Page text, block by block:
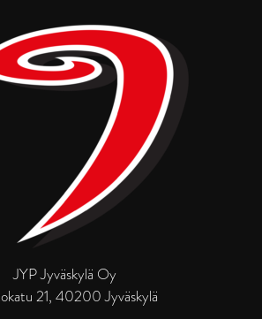
JYP Jyväskylä Oy
21, 40200 Jyväskylä